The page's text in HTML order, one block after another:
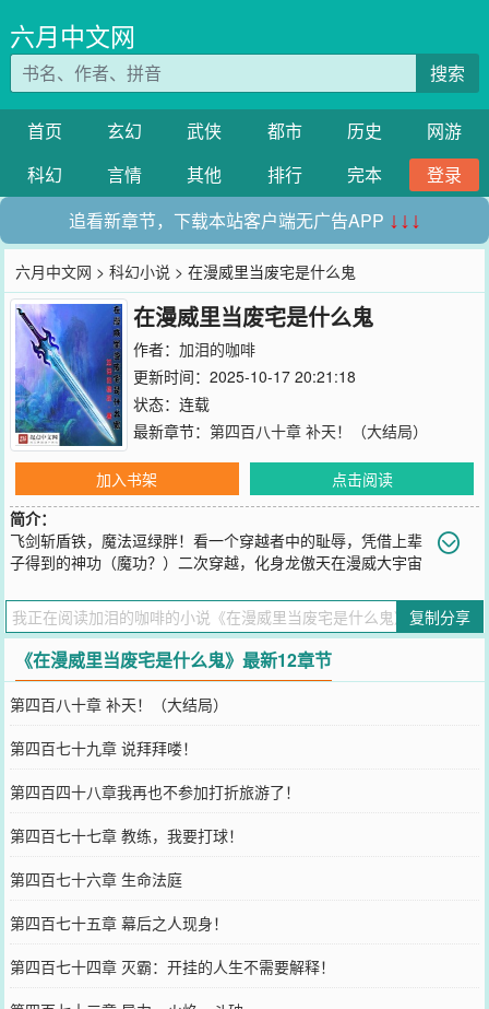
六月中文网
搜索
首页 玄幻 武侠 都市 历史
网游
科幻
言情 其他 排行 完本
登录
追看新章节，下载本站客户端无广告APP ↓↓↓
六月中文网 >科幻小说 > 在漫威里当废宅是什么鬼
在漫威里当废宅是什么鬼
作者： 加泪的咖啡
更新时间：2025-10-17 20:21:18
状态：连载
最新章节： 第四百八十章 补天！（大结局）
加入书架
点击阅读
简介：
飞剑斩盾铁，魔法逗绿胖！看一个穿越者中的耻辱，凭借上辈
子得到的神功（魔功？）二次穿越，化身龙傲天在漫威大宇宙
怕是重活一次，也更喜欢抱着电脑看妹抖龙什么的。“啊……地球就交
给你们了，好好加油，我补个番先……”看着奇瑞塔星人入侵地球的某
剑仙张口打了个哈气，有气无力的向浴血奋战的超级英雄们打了打
气，拿出了笔记本看动漫更新……但是既然来了漫威宇宙又怎能不搅
和两下，当根“搞事棍”？请期待某个伪宅是如何搞事情的！
您要是觉得《 在漫威里当废宅是什么鬼
QQ群和微博微信里的朋友推荐哦！
复制分享
《在漫威里当废宅是什么鬼》最新12章节
第四百八十章 补天！（大结局）
第四百七十九章 说拜拜喽！
第四百四十八章我再也不参加打折旅游了！
第四百七十七章 教练，我要打球！
第四百七十六章 生命法庭
第四百七十五章 幕后之人现身！
第四百七十四章 灭霸：开挂的人生不需要解释！